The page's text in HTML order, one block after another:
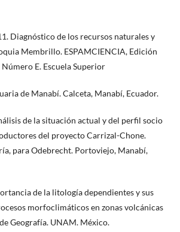
Diagnóstico de los recursos naturales y
Membrillo. ESPAMCIENCIA, Edición
E. Escuela Superior
de Manabí. Calceta, Manabí, Ecuador.
de la situación actual y del perfil socio
del proyecto Carrizal-Chone.
para Odebrecht. Portoviejo, Manabí,
de la litología dependientes y sus
morfoclimáticos en zonas volcánicas
Geografía. UNAM. México.